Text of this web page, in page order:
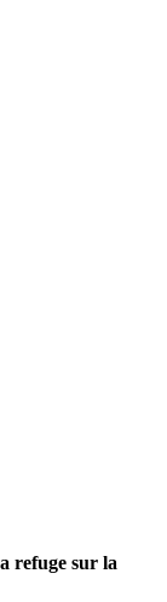
refuge sur la